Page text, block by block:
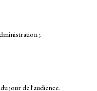
;
jour de l'audience.